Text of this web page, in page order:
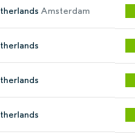
Amsterdam